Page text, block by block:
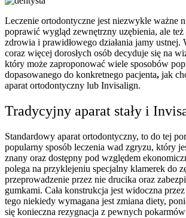
Leczenie ortodontyczne jest niezwykle ważne
poprawić wygląd zewnętrzny uzębienia, ale
zdrowia i prawidłowego działania jamy ustnej.
coraz więcej dorosłych osób decyduje się na
który może zaproponować wiele sposobów
dopasowanego do konkretnego pacjenta, jak
aparat ortodontyczny lub Invisalign.
Tradycyjny aparat stały i
Standardowy aparat ortodontyczny, to do tej
popularny sposób leczenia wad zgryzu, który
znany oraz dostępny pod względem
polega na przyklejeniu specjalny klamerek do
przeprowadzenie przez nie drucika oraz
gumkami. Cała konstrukcja jest widoczna
tego niekiedy wymagana jest zmiana diety,
się konieczna rezygnacja z pewnych